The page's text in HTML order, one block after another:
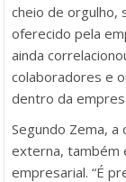
cheio de orgulho,
oferecido pela
ainda
colaboradores e
dentro da
Segundo Zema,
externa, também
empresarial. “É